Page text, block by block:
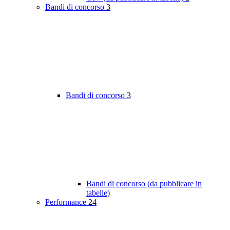
Bandi di concorso 3
Bandi di concorso 3
Bandi di concorso (da pubblicare in
tabelle)
Performance 24